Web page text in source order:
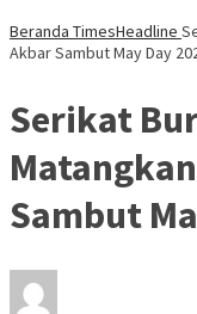
Beranda TimesHeadline
Akbar Sambut May Day
Serikat
Sambut